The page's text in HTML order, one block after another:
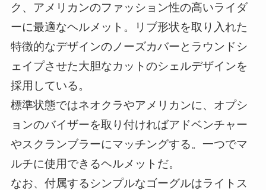
ク、アメリカンのファッション性の高いライダ
ーに最適なヘルメット。リブ形状を取り入れた
特徴的なデザインのノーズカバーとラウンドシ
ェイプさせた大胆なカットのシェルデザインを
採用している。
標準状態ではネオクラやアメリカンに、オプシ
ョンのバイザーを取り付ければアドベンチャー
やスクランブラーにマッチングする。一つでマ
ルチに使用できるヘルメットだ。
なお、付属するシンプルなゴーグルはライトス